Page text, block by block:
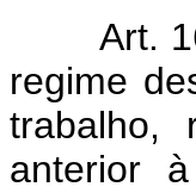
Art. 16
regime
trabalho,
anterior